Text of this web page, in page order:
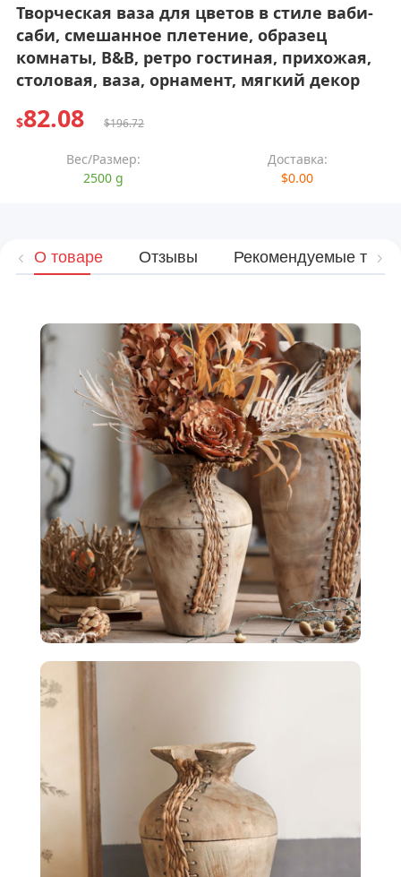
Творческая ваза для цветов в стиле ваби-
саби, смешанное плетение, образец
комнаты, B&B, ретро гостиная, прихожая,
столовая, ваза, орнамент, мягкий декор
$82.08 $196.72
Вес/Размер:
2500 g
Доставка:
$0.00
О товаре Отзывы Рекомендуемые